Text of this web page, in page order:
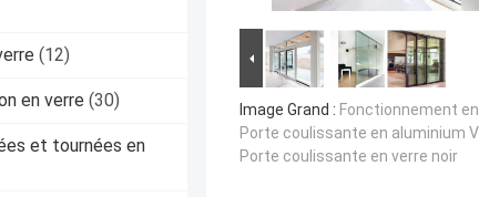
(12)
en verre (30)
et tournées en
Image Grand : Fonctionnement
Porte coulissante en aluminium
Porte coulissante en verre noir